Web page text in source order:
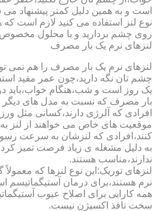
است و به همین دلیل کمتر پیشنهاد می
نوع لنز استفاده می کنید لازم است که
روی چشم بردارید و با محلول مخصوص
لنزهای نرم یک بار مصرف
لنزهای نرم یک بار مصرف را هم نمی
چشم تان نگه دارید،چون عمر مفید
یک روز است و شب،هنگام خواب،باید
بار مصرف که نسبت به مدل های دیگر
افرادی که آلرژی دارند،کسانی مثل
موقعیت های خاص می خواهند از لنز
کنند،افرادی که لنزشان به سرعت
به دلیل مشغله ی زیاد فرصت تمیز
ندارند،مناسب هستند.
لنزهای توریک:این نوع لنزها که معمولاً
نرم هستند،برای درمان آستیگماتیسم
همه کارایی برای اصلاح عیوب
سخت نافذ اکسیژن نیست.